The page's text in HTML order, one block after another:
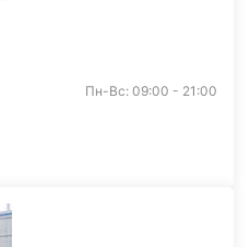
Пн-Вс: 09:00 - 21:00